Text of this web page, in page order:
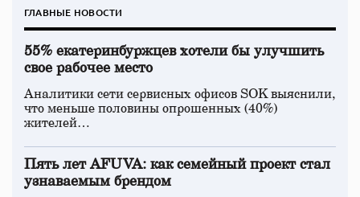
ГЛАВНЫЕ НОВОСТИ
55% екатеринбуржцев хотели бы улучшить
свое рабочее место
Аналитики сети сервисных офисов SOK выяснили,
что меньше половины опрошенных (40%)
жителей…
Пять лет AFUVA: как семейный проект стал
узнаваемым брендом